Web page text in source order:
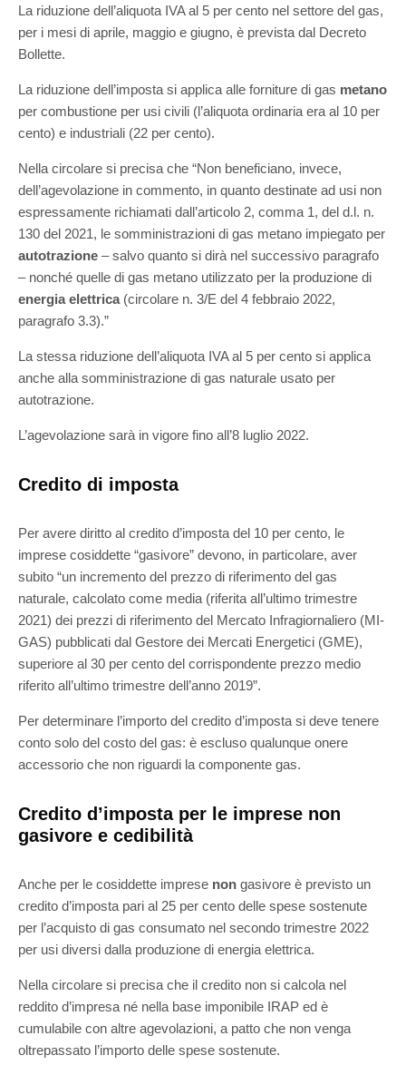
La riduzione dell’aliquota IVA al 5 per cento nel settore del gas,
per i mesi di aprile, maggio e giugno, è prevista dal Decreto
Bollette.
La riduzione dell’imposta si applica alle forniture di gas metano
per combustione per usi civili (l’aliquota ordinaria era al 10 per
cento) e industriali (22 per cento).
Nella circolare si precisa che “Non beneficiano, invece,
dell’agevolazione in commento, in quanto destinate ad usi non
espressamente richiamati dall’articolo 2, comma 1, del d.l. n.
130 del 2021, le somministrazioni di gas metano impiegato per
autotrazione – salvo quanto si dirà nel successivo paragrafo
– nonché quelle di gas metano utilizzato per la produzione di
energia elettrica(circolare n. 3/E del 4 febbraio 2022,
paragrafo 3.3).”
La stessa riduzione dell’aliquota IVA al 5 per cento si applica
anche alla somministrazione di gas naturale usato per
autotrazione.
L’agevolazione sarà in vigore fino all’8 luglio 2022.
Credito di imposta
Per avere diritto al credito d’imposta del 10 per cento, le
imprese cosiddette “gasivore” devono, in particolare, aver
subito “un incremento del prezzo di riferimento del gas
naturale, calcolato come media (riferita all’ultimo trimestre
2021) dei prezzi di riferimento del Mercato Infragiornaliero (MI-
GAS) pubblicati dal Gestore dei Mercati Energetici (GME),
superiore al 30 per cento del corrispondente prezzo medio
riferito all’ultimo trimestre dell’anno 2019”.
Per determinare l’importo del credito d’imposta si deve tenere
conto solo del costo del gas: è escluso qualunque onere
accessorio che non riguardi la componente gas.
Credito d’imposta per le imprese non
gasivore e cedibilità
Anche per le cosiddette imprese non gasivore è previsto un
credito d’imposta pari al 25 per cento delle spese sostenute
per l’acquisto di gas consumato nel secondo trimestre 2022
per usi diversi dalla produzione di energia elettrica.
Nella circolare si precisa che il credito non si calcola nel
reddito d’impresa né nella base imponibile IRAP ed è
cumulabile con altre agevolazioni, a patto che non venga
oltrepassato l’importo delle spese sostenute.